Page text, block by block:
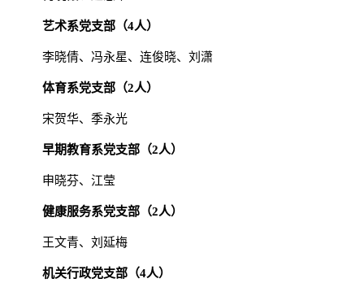
艺术系党支部（4人）
李晓倩、冯永星、连俊晓、刘潇
体育系党支部（2人）
宋贺华、季永光
早期教育系党支部（2人）
申晓芬、江莹
健康服务系党支部（2人）
王文青、刘延梅
机关行政党支部（4人）